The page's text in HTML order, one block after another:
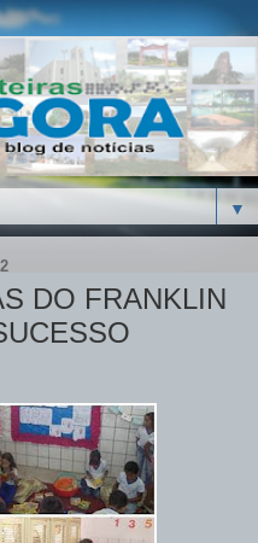
▼
DO FRANKLIN